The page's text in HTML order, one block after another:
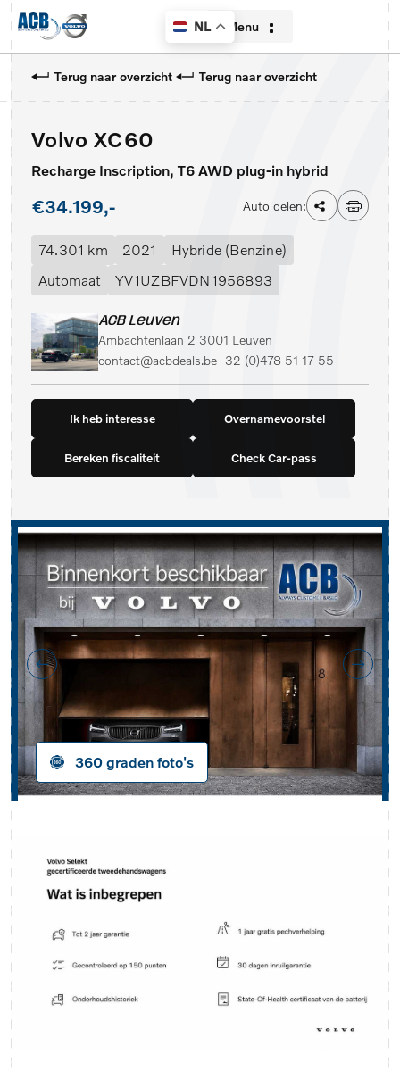
NL Menu
Home
Aanbod
Diensten
Over ons
Verkocht
Terug naar overzicht Terug naar overzicht
Volvo XC60
Recharge Inscription, T6 AWD plug-in hybrid
€34.199,- Auto delen:
74.301 km 2021
Hybride (Benzine)
Automaat
YV1UZBFVDN1956893
ACB Leuven
Ambachtenlaan 2 3001 Leuven
contact@acbdeals.be+32 (0)478 51 17 55
Ik heb interesse Overnamevoorstel
Bereken fiscaliteit Check Car-pass
360 graden foto's